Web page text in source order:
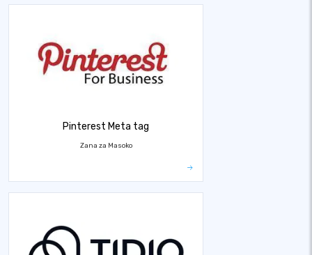
Pinterest Meta tag
Zana za Masoko